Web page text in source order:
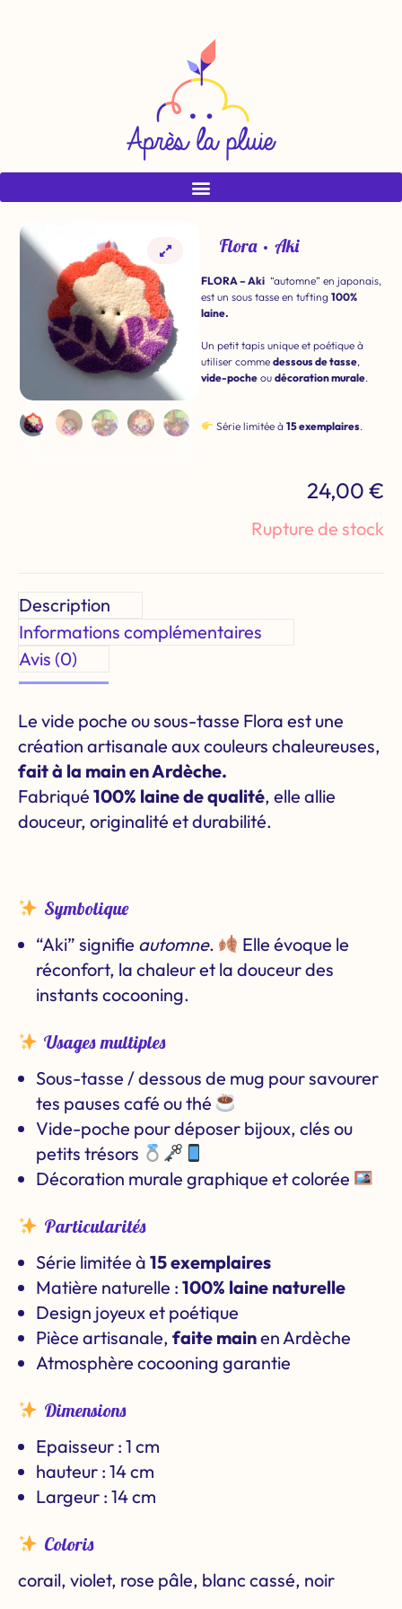
Flora • Aki
FLORA – Aki “automne” en japonais,
est un sous tasse en tufting 100%
laine.
Un petit tapis unique et poétique à
utiliser comme dessous de tasse,
vide-poche ou décoration murale.
Série limitée à 15 exemplaires.
24,00 €
Rupture de stock
Description
Informations complémentaires
Avis (0)
Le vide poche ou sous-tasse Flora est une
création artisanale aux couleurs chaleureuses,
fait à la main en Ardèche.
Fabriqué 100% laine de qualité, elle allie
douceur, originalité et durabilité.
Symbolique
“Aki” signifie automne.
Elle évoque le
réconfort, la chaleur et la douceur des
instants cocooning.
Usages multiples
Sous-tasse / dessous de mug pour savourer
tes pauses café ou thé
Vide-poche pour déposer bijoux, clés ou
petits trésors
Décoration murale graphique et colorée
Particularités
Série limitée à 15 exemplaires
Matière naturelle : 100% laine naturelle
Design joyeux et poétique
Pièce artisanale, faite mainen Ardèche
Atmosphère cocooning garantie
Dimensions
Epaisseur : 1 cm
hauteur : 14 cm
Largeur : 14 cm
Coloris
corail, violet, rose pâle, blanc cassé, noir